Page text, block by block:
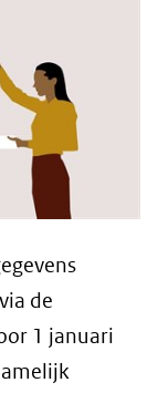
de
1 januari